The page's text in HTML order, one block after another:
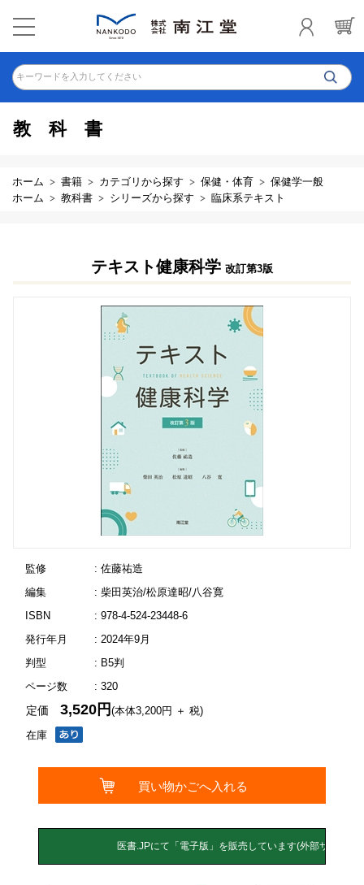
キーワードを入力してください
教科書
ホーム 書籍 カテゴリから探す 保健・体育
保健学一般
ホーム
教科書 シリーズから探す 臨床系テキスト
テキスト健康科学 改訂第3版
監修
: 佐藤祐造
編集
: 柴田英治/松原達昭/八谷寛
ISBN
: 978-4-524-23448-6
発行年月
: 2024年9月
判型
: B5判
ページ数
: 320
在庫
定価3,520円(本体3,200円 ＋ 税)